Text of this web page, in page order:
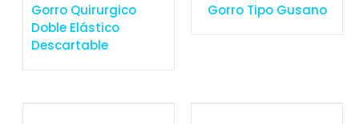
Gorro Quirurgico
Doble Elástico
Descartable
Gorro Tipo Gusano